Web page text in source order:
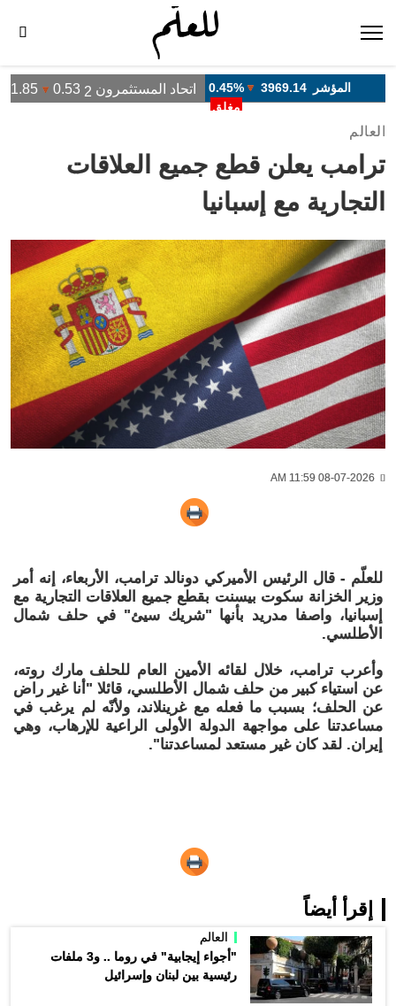
العالم
ترامب يعلن قطع جميع العلاقات
التجارية مع إسبانيا
للعلّم - قال الرئيس الأميركي دونالد ترامب، الأربعاء، إنه أمر
وزير الخزانة سكوت بيسنت بقطع جميع العلاقات التجارية مع
إسبانيا، واصفا مدريد بأنها "شريك سيئ" في حلف شمال
الأطلسي.
وأعرب ترامب، خلال لقائه الأمين العام للحلف مارك روته،
عن استياء كبير من حلف شمال الأطلسي، قائلا "أنا غير راض
عن الحلف؛ بسبب ما فعله مع غرينلاند، ولأنّه لم يرغب في
مساعدتنا على مواجهة الدولة الأولى الراعية للإرهاب، وهي
إيران. لقد كان غير مستعد لمساعدتنا".
إقرأ أيضاً
العالم
"أجواء إيجابية" في روما .. و3 ملفات
رئيسية بين لبنان وإسرائيل